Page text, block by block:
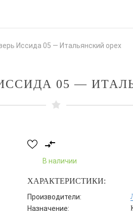
Иссида 05 — Итальянский орех
05 —
В наличии
ХАРАКТЕРИСТИКИ:
Производители:
Назначение: